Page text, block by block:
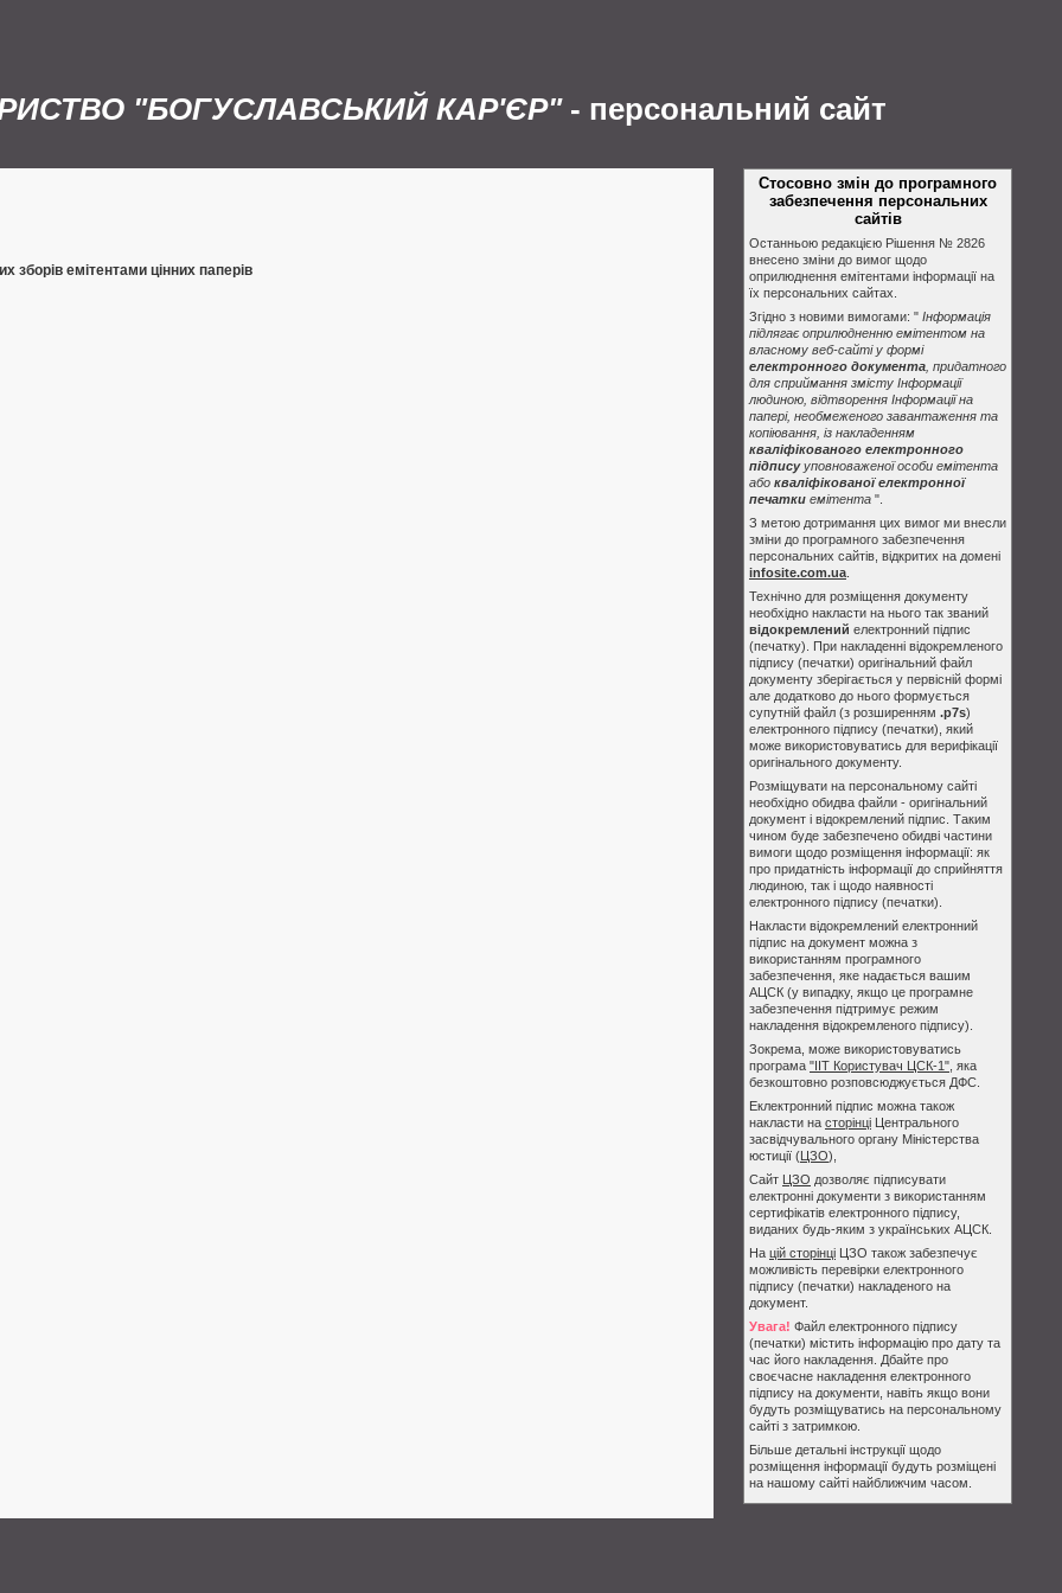
"БОГУСЛАВСЬКИЙ КАР'ЄР"- персональний сайт
зборів емітентами цінних паперів
Стосовно змін до програмного
забезпечення персональних
сайтів
Останньою редакцією Рішення № 2826
внесено зміни до вимог щодо
оприлюднення емітентами інформації на
їх персональних сайтах.
Згідно з новими вимогами: " Інформація
підлягає оприлюдненню емітентом на
власному веб-сайті у формі
електронного документа , придатного
для сприймання змісту Інформації
людиною, відтворення Інформації на
папері, необмеженого завантаження та
копіювання, із накладенням
кваліфікованого електронного
підписууповноваженої особи емітента
або кваліфікованої електронної
печатки емітента ".
З метою дотримання цих вимог ми внесли
зміни до програмного забезпечення
персональних сайтів, відкритих на домені
infosite.com.ua
Технічно для розміщення документу
необхідно накласти на нього так званий
відокремлений електронний підпис
(печатку). При накладенні відокремленого
підпису (печатки) оригінальний файл
документу зберігається у первісній формі
але додатково до нього формується
супутній файл (з розширенням .p7s)
електронного підпису (печатки), який
може використовуватись для верифікації
оригінального документу.
Розміщувати на персональному сайті
необхідно обидва файли - оригінальний
документ і відокремлений підпис. Таким
чином буде забезпечено обидві частини
вимоги щодо розміщення інформації: як
про придатність інформації до сприйняття
людиною, так і щодо наявності
електронного підпису (печатки).
Накласти відокремлений електронний
підпис на документ можна з
використанням програмного
забезпечення, яке надається вашим
АЦСК (у випадку, якщо це програмне
забезпечення підтримує режим
накладення відокремленого підпису).
Зокрема, може використовуватись
програма "ІІТ Користувач ЦСК-1" , яка
безкоштовно розповсюджується ДФС.
Еклектронний підпис можна також
накласти на сторінці Центрального
засвідчувального органу Міністерства
юстиції (ЦЗО),
Сайт ЦЗО дозволяє підписувати
електронні документи з використанням
сертифікатів електронного підпису,
виданих будь-яким з українських АЦСК.
На цій сторінці ЦЗО також забезпечує
можливість перевірки електронного
підпису (печатки) накладеного на
документ.
Увага! Файл електронного підпису
(печатки) містить інформацію про дату та
час його накладення. Дбайте про
своєчасне накладення електронного
підпису на документи, навіть якщо вони
будуть розміщуватись на персональному
сайті з затримкою.
Більше детальні інструкції щодо
розміщення інформації будуть розміщені
на нашому сайті найближчим часом.